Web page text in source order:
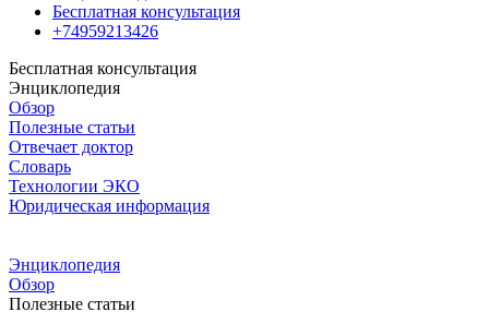
Бесплатная консультация
+74959213426
Бесплатная консультация
Энциклопедия
Обзор
Полезные статьи
Отвечает доктор
Словарь
Технологии ЭКО
Юридическая информация
Энциклопедия
Обзор
Полезные статьи